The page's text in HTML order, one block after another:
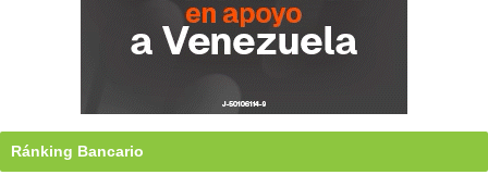
Ránking Bancario